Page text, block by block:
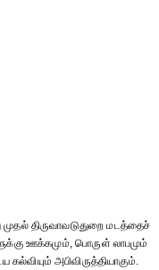
திருவாவடுதுறை மடத்தைச்
ஊக்கமும், பொருள் லாபமும்
அபிவிருத்தியாகும்.